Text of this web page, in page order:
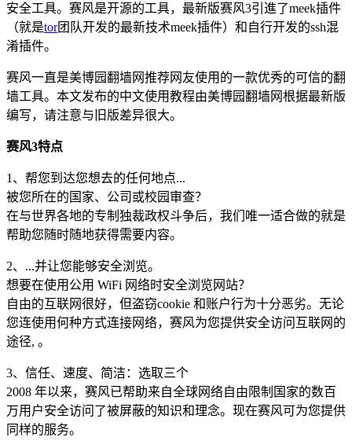
安全工具。赛风是开源的工具，最新版赛风3引進了meek插件
（就是tor团队开发的最新技术meek插件）和自行开发的ssh混
淆插件。
赛风一直是美博园翻墙网推荐网友使用的一款优秀的可信的翻
墙工具。本文发布的中文使用教程由美博园翻墙网根据最新版
编写，请注意与旧版差异很大。
赛风3特点
1、帮您到达您想去的任何地点...
被您所在的国家、公司或校园审查？
在与世界各地的专制独裁政权斗争后，我们唯一适合做的就是
帮助您随时随地获得需要内容。
2、...并让您能够安全浏览。
想要在使用公用 WiFi 网络时安全浏览网站？
自由的互联网很好，但盗窃cookie 和账户行为十分恶劣。无论
您连使用何种方式连接网络，赛风为您提供安全访问互联网的
途径, 。
3、信任、速度、简洁：选取三个
2008 年以来，赛风已帮助来自全球网络自由限制国家的数百
万用户安全访问了被屏蔽的知识和理念。现在赛风可为您提供
同样的服务。